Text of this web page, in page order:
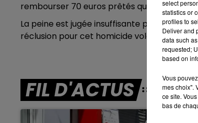
13h00 - 16h00
LES APRÈS-MIDI QUI
rembourser 70 euros prêtés quelques mois
La peine est jugée insuffisante pour les
réclusion pour cet homicide volontaire.
FIL D'ACTUS
select
statistics or
profiles to
Deliver and
data such
requested;
based on
Vous
mes choix".
ce site.
bas de